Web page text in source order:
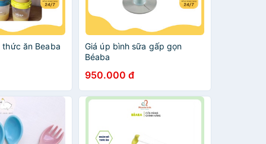
ăn Beaba
Giá úp bình sữa gấp gọn
Béaba
950.000 đ